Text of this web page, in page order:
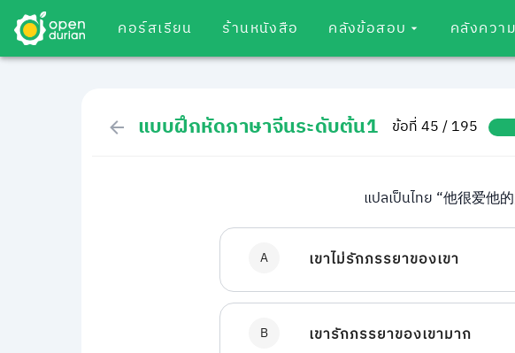
คอร์สเรียน ร้านหนังสือ คลังข้อสอบ คลังควา
แบบฝึกหัดภาษาจีนระดับต้น1 ข้อที่ 45 / 195
แปลเป็นไทย “他很爱他
A เขาไม่รักภรรยาของเขา
B เขารักภรรยาของเขามาก